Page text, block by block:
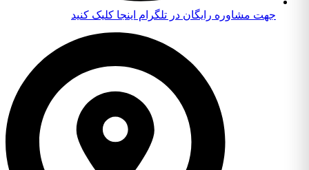
جهت مشاوره رایگان در تلگرام اینجا کلیک کنید